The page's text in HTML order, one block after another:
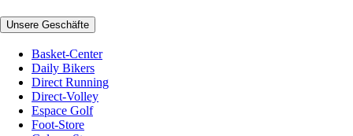
Unsere Geschäfte
Basket-Center
Daily Bikers
Direct Running
Direct-Volley
Espace Golf
Foot-Store